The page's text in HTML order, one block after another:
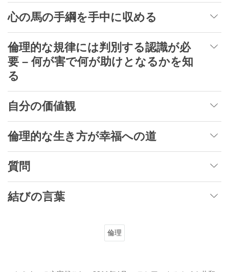
心の馬の手綱を手中に収める
倫理的な規律には判別する認識が必
要 – 何が害で何が助けとなるかを知
る
自分の価値観
倫理的な生き方が幸福への道
質問
結びの言葉
倫理